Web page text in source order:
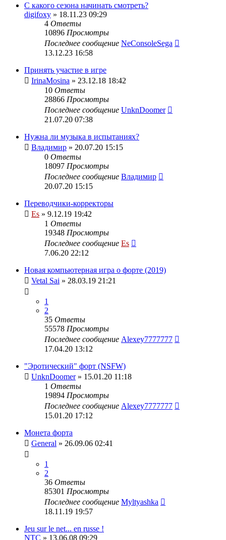
С какого сезона начинать смотреть?
digifoxy » 18.11.23 09:29
4 Ответы
10896 Просмотры
Последнее сообщение NeConsoleSega
13.12.23 16:58
Принять участие в игре
IrinaMosina » 23.12.18 18:42
10 Ответы
28866 Просмотры
Последнее сообщение UnknDoomer
21.07.20 07:38
Нужна ли музыка в испытаниях?
Владимир » 20.07.20 15:15
0 Ответы
18097 Просмотры
Последнее сообщение Владимир
20.07.20 15:15
Переводчики-корректоры
Es » 9.12.19 19:42
1 Ответы
19348 Просмотры
Последнее сообщение Es
7.06.20 22:12
Новая компьютерная игра о форте (2019)
Vetal Sai » 28.03.19 21:21
1
2
35 Ответы
55578 Просмотры
Последнее сообщение Alexey7777777
17.04.20 13:12
"Эротический" форт (NSFW)
UnknDoomer» 15.01.20 11:18
1 Ответы
19894 Просмотры
Последнее сообщение Alexey7777777
15.01.20 17:12
Монета форта
General » 26.09.06 02:41
1
2
36 Ответы
85301 Просмотры
Последнее сообщение Myltyashka
18.11.19 19:57
Jeu sur le net... en russe !
NTC » 13.06.08 09:29